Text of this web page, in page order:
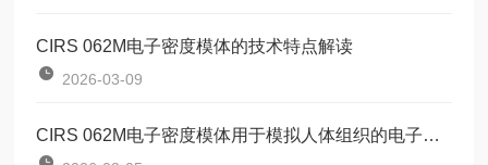
CIRS 062M电子密度模体的技术特点解读
2026-03-09
CIRS 062M电子密度模体用于模拟人体组织的电子密度